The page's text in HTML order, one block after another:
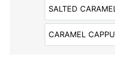
SALTED
SALTED
CARAMEL